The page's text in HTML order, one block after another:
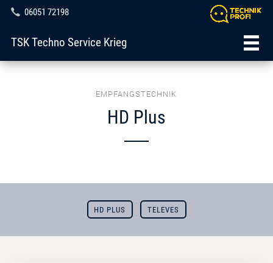
06051 72198
TSK Techno Service Krieg
EMPFANGSTECHNIK
HD Plus
HD PLUS TELEVES